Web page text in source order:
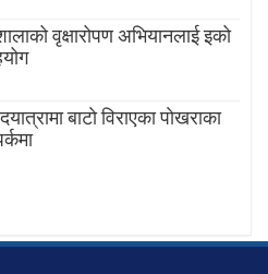
वृक्षारोपण अभियानलाई इको
बाटाे विराएका पाेखराका